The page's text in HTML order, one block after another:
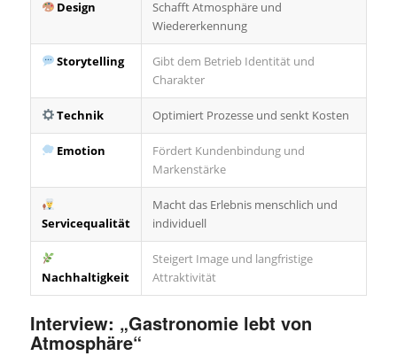
Design
Schafft Atmosphäre und
Wiedererkennung
Storytelling
Gibt dem Betrieb Identität und
Charakter
Technik Optimiert Prozesse und senkt Kosten
Emotion
Fördert Kundenbindung und
Markenstärke
Servicequalität
Macht das Erlebnis menschlich und
individuell
Nachhaltigkeit
Steigert Image und langfristige
Attraktivität
Interview: „Gastronomie lebt von
Atmosphäre“